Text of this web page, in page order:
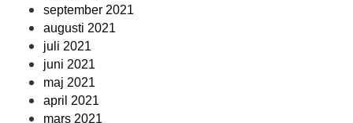
september 2021
augusti 2021
juli 2021
juni 2021
maj 2021
april 2021
mars 2021